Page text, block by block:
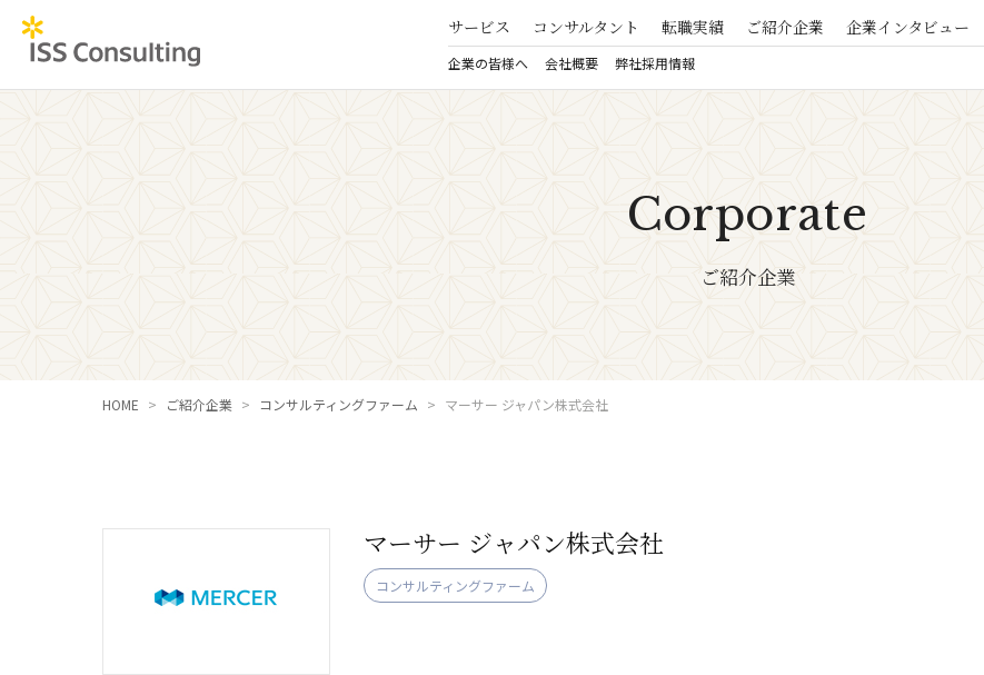
サービス コンサルタント 転職実績 ご紹介企業 企業インタビュー
企業の皆様へ 会社概要 弊社採用情報
Corporate
ご紹介企業
HOME ご紹介企業 コンサルティングファーム マーサー ジャパン株式会社
マーサー ジャパン株式会社
コンサルティングファーム